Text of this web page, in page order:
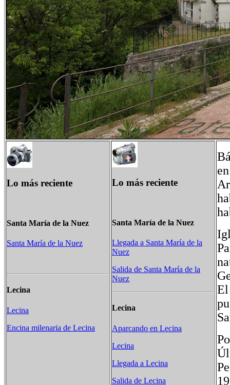
Lo más reciente
Santa María de la Nuez
Santa María de la Nuez
Lecina
Lecina
Encina milenaria de Lecina
Lo más reciente
Santa María de la Nuez
Llegada a Santa María de la
Nuez
Salida de Santa María de la
Nuez
Lecina
Aparcando en Lecina
Lecina
Llegada a Lecina
Salida de Lecina
El